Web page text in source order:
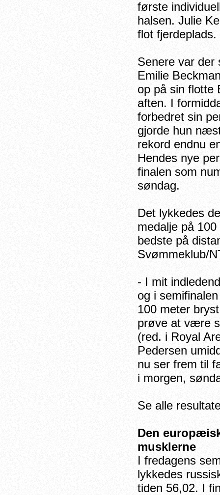
første
halsen. Julie
flot fjerdeplads.
Senere var der
Emilie
op på sin flotte
aften. I
forbedret sin
gjorde hun
rekord endnu
Hendes nye
finalen som
søndag.
Det lykkedes
medalje på
bedste på
Svømmeklub/
- I mit
og i
100 meter
prøve at være
(red. i Royal
Pedersen
nu ser frem til
i morgen,
Se alle
Den
musklerne
I fredagens
lykkedes
tiden 56,02. I